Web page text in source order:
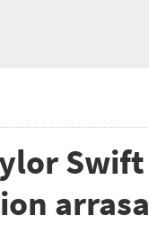
Swift
arrasa